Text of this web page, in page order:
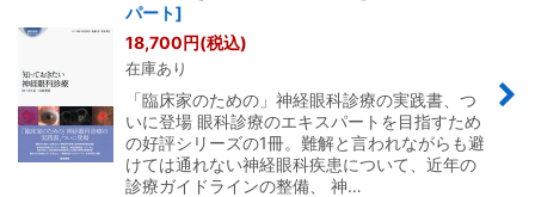
パート]
18,700円(税込)
在庫あり
「臨床家のための」神経眼科診療の実践書、つ
いに登場 眼科診療のエキスパートを目指すため
の好評シリーズの1冊。難解と言われながらも避
けては通れない神経眼科疾患について、近年の
診療ガイドラインの整備、 神…